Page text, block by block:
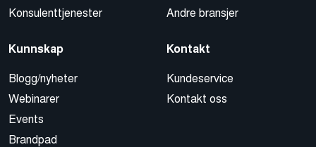
Konsulenttjenester
Andre bransjer
Kunnskap
Blogg/nyheter
Webinarer
Events
Brandpad
Kontakt
Kundeservice
Kontakt oss